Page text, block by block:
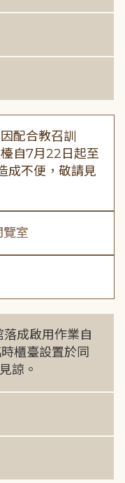
配合教召訓
自7月22日起至
成不便，敬請見
覽室
落成啟用作業自
櫃臺設置於同
諒。